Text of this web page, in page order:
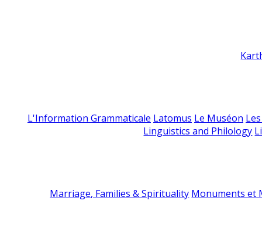
L'Information Grammaticale Latomus Le Muséon
Linguistics and Philology
Marriage, Families & Spirituality Monuments et